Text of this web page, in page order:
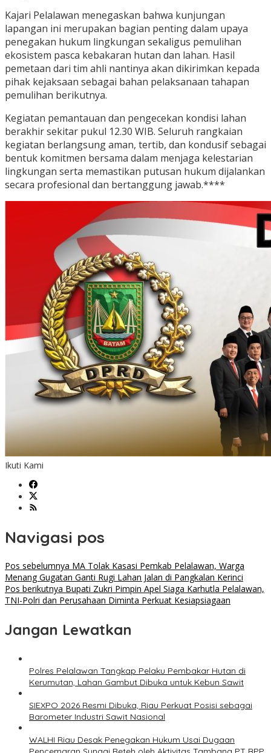
Kajari Pelalawan menegaskan bahwa kunjungan
lapangan ini merupakan bagian penting dalam upaya
penegakan hukum lingkungan sekaligus pemulihan
ekosistem pasca kebakaran hutan dan lahan. Hasil
pemetaan dari tim ahli nantinya akan dikirimkan kepada
pihak kejaksaan sebagai bahan pelaksanaan tahapan
pemulihan berikutnya.
Kegiatan pemantauan dan pengecekan kondisi lahan
berakhir sekitar pukul 12.30 WIB. Seluruh rangkaian
kegiatan berlangsung aman, tertib, dan kondusif sebagai
bentuk komitmen bersama dalam menjaga kelestarian
lingkungan serta memastikan putusan hukum dijalankan
secara profesional dan bertanggung jawab.****
Ikuti Kami
Navigasi pos
Pos sebelumnya MA Tolak Kasasi Pemkab Pelalawan, Warga
Menang Gugatan Ganti Rugi Lahan Jalan di Pangkalan Kerinci
Pos berikutnya Bupati Zukri Pimpin Apel Siaga Karhutla Pelalawan,
TNI-Polri dan Perusahaan Diminta Perkuat Kesiapsiagaan
Jangan Lewatkan
Polres Pelalawan Tangkap Pelaku Pembakar Hutan di
Kerumutan, Lahan Gambut Dibuka untuk Kebun Sawit
SIEXPO 2026 Resmi Dibuka, Riau Perkuat Posisi sebagai
Barometer Industri Sawit Nasional
WALHI Riau Desak Penegakan Hukum Usai Dugaan